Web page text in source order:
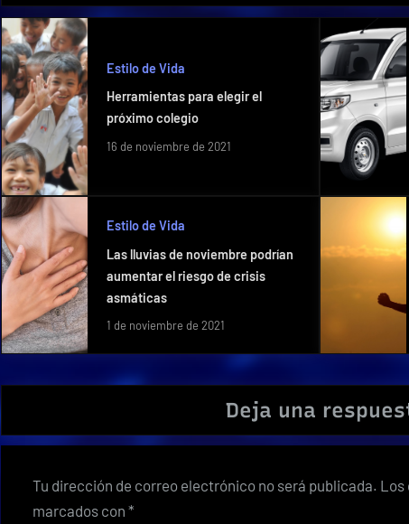
Estilo de Vida
Herramientas para elegir el
próximo colegio
16 de noviembre de 2021
Estilo de Vida
Las lluvias de noviembre podrían
aumentar el riesgo de crisis
asmáticas
1 de noviembre de 2021
Deja una
Tu dirección de correo electrónico no será publicada. Los
marcados con *